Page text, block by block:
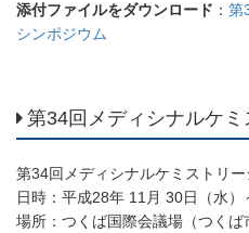
添付ファイルをダウンロード ： 第
シンポジウム
第34回メディシナルケ
第34回メディシナルケミストリー
日時：平成28年 11月 30日（水）
場所：つくば国際会議場（つくば